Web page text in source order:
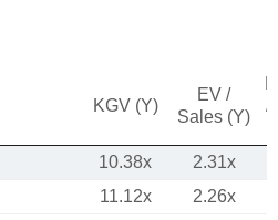
KGV (Y)
EV /
Sales (Y)
/
10.38x
2.31x
11.12x
2.26x